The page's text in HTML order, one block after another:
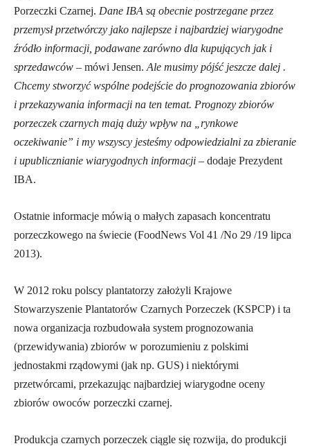
Porzeczki Czarnej. Dane IBA są obecnie postrzegane przez
przemysł przetwórczy jako najlepsze i najbardziej wiarygodne
źródło informacji, podawane zarówno dla kupujących jak i
sprzedawców – mówi Jensen. Ale musimy pójść jeszcze dalej .
Chcemy stworzyć wspólne podejście do prognozowania zbiorów
i przekazywania informacji na ten temat. Prognozy zbiorów
porzeczek czarnych mają duży wpływ na „rynkowe
oczekiwanie” i my wszyscy jesteśmy odpowiedzialni za zbieranie
i upublicznianie wiarygodnych informacji – dodaje Prezydent
IBA.
Ostatnie informacje mówią o małych zapasach koncentratu
porzeczkowego na świecie (FoodNews Vol 41 /No 29 /19 lipca
2013).
W 2012 roku polscy plantatorzy założyli Krajowe
Stowarzyszenie Plantatorów Czarnych Porzeczek (KSPCP) i ta
nowa organizacja rozbudowała system prognozowania
(przewidywania) zbiorów w porozumieniu z polskimi
jednostakmi rządowymi (jak np. GUS) i niektórymi
przetwórcami, przekazując najbardziej wiarygodne oceny
zbiorów owoców porzeczki czarnej.
Produkcja czarnych porzeczek ciągle się rozwija, do produkcji